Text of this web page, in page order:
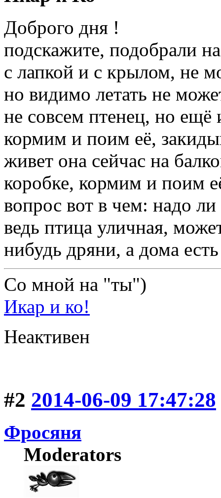
Доброго дня !
подскажите, подобрали
с лапкой и с крылом, не
но видимо летать не
не совсем птенец, но ещё
кормим и поим её,
живет она сейчас на
коробке, кормим и поим
вопрос вот в чем: надо
ведь птица уличная,
нибудь дряни, а дома
Со мной на "ты")
Икар и ко!
Неактивен
#2 2014-06-09 17:47:28
Фросяня
Moderators